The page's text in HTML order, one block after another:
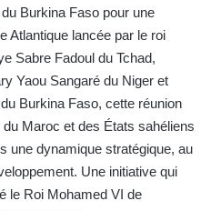
Burkina Faso pour une
Atlantique lancée par le roi
Sabre Fadoul du Tchad,
Yaou Sangaré du Niger et
Burkina Faso, cette réunion
Maroc et des États sahéliens
une dynamique stratégique, au
Une initiative qui
le Roi Mohamed VI de